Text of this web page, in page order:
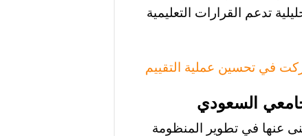
تدعم القرارات التعليمية
في تحسين عملية التقييم
السعودي
عنها في تطوير المنظومة